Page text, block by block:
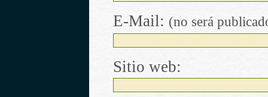
E-Mail: (no será
Sitio web: